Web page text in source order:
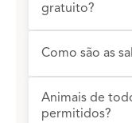
gratuito?
Como são as
Animais de
permitidos?